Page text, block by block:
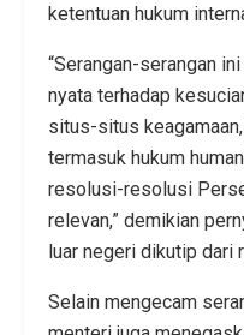
ketentuan hukum
“Serangan-serangan
nyata terhadap
situs-situs
termasuk hukum
resolusi-resolusi
relevan,” demikian
luar negeri dikutip dari
Selain mengecam